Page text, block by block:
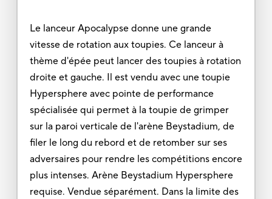
Le lanceur Apocalypse donne une grande
vitesse de rotation aux toupies. Ce lanceur à
thème d'épée peut lancer des toupies à rotation
droite et gauche. Il est vendu avec une toupie
Hypersphere avec pointe de performance
spécialisée qui permet à la toupie de grimper
sur la paroi verticale de l'arène Beystadium, de
filer le long du rebord et de retomber sur ses
adversaires pour rendre les compétitions encore
plus intenses. Arène Beystadium Hypersphere
requise. Vendue séparément. Dans la limite des